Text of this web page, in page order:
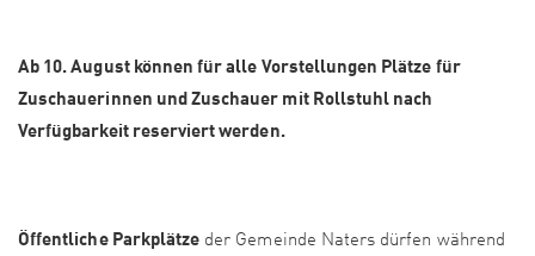
Ab 10. August können für alle Vorstellungen Plätze für
Zuschauerinnen und Zuschauer mit Rollstuhl nach
Verfügbarkeit reserviert werden.
Öffentliche Parkplätze der Gemeinde Naters dürfen während